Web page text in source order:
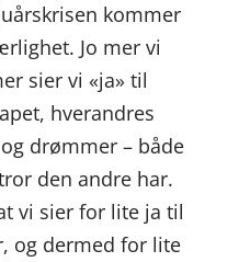
kommer
Jo mer vi
sier vi «ja» til
hverandres
drømmer – både
den andre har.
vi sier for lite ja til
og dermed for lite